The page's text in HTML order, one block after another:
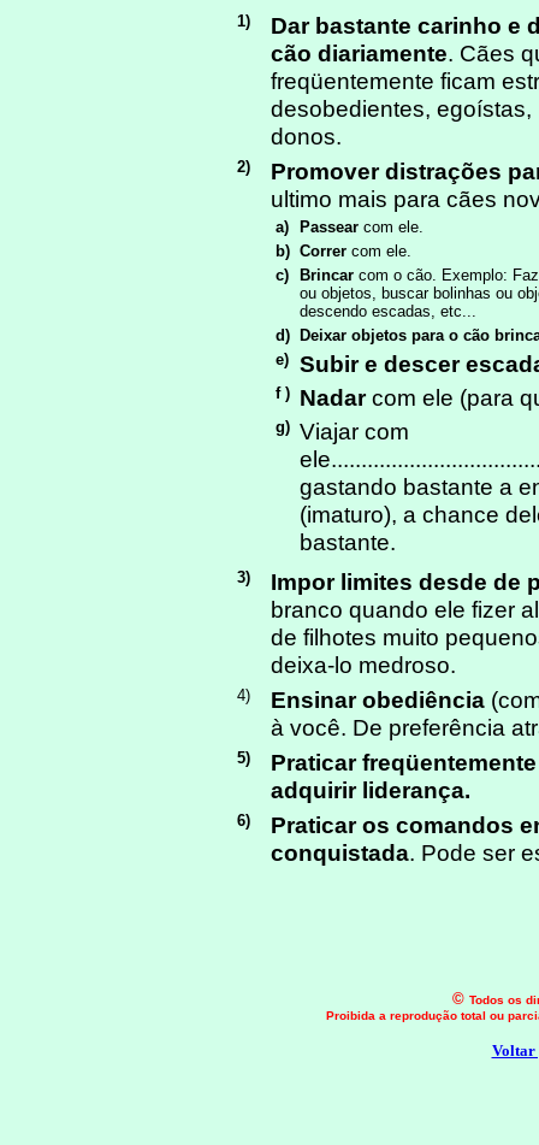
1)
Dar bastante carinho e
cão diariamente. Cães
freqüentemente ficam
desobedientes,
donos.
2)
Promover distrações
ultimo mais para cães
a) Passear com ele.
b) Correr com ele.
c)
Brincar com o cão. Exemplo:
ou objetos, buscar bolinhas ou
descendo escadas, etc...
d)
Deixar objetos para o cão
e) Subir e descer
f ) Nadarcom ele (para
g) Viajar com
gastando bastante a
(imaturo), a chance
bastante.
3)
Impor limites desde de
branco quando ele fizer
de filhotes muito
deixa-lo medroso.
4) Ensinar obediência
à você. De preferência
5)
Praticar
adquirir liderança.
6)
Praticar os comandos
conquistada. Pode ser
© Todos os
Proibida a reprodução total ou
Voltar